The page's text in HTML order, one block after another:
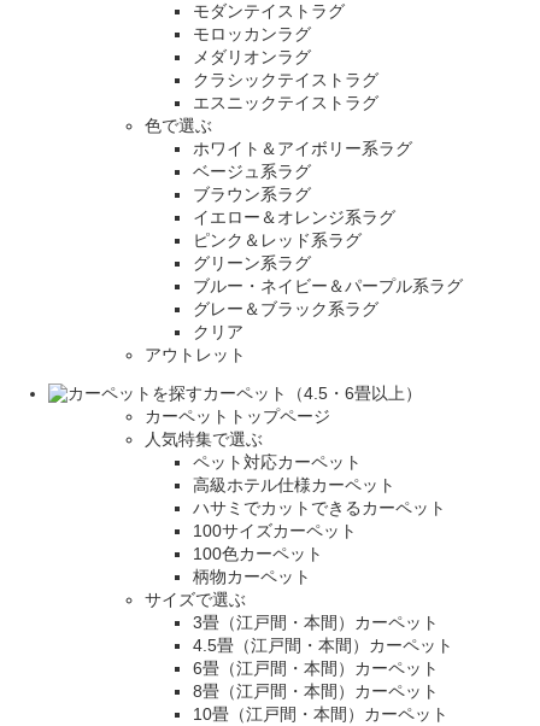
モダンテイストラグ
モロッカンラグ
メダリオンラグ
クラシックテイストラグ
エスニックテイストラグ
色で選ぶ
ホワイト＆アイボリー系ラグ
ベージュ系ラグ
ブラウン系ラグ
イエロー＆オレンジ系ラグ
ピンク＆レッド系ラグ
グリーン系ラグ
ブルー・ネイビー＆パープル系ラグ
グレー＆ブラック系ラグ
クリア
アウトレット
カーペット（4.5・6畳以上）
カーペットトップページ
人気特集で選ぶ
ペット対応カーペット
高級ホテル仕様カーペット
ハサミでカットできるカーペット
100サイズカーペット
100色カーペット
柄物カーペット
サイズで選ぶ
3畳（江戸間・本間）カーペット
4.5畳（江戸間・本間）カーペット
6畳（江戸間・本間）カーペット
8畳（江戸間・本間）カーペット
10畳（江戸間・本間）カーペット